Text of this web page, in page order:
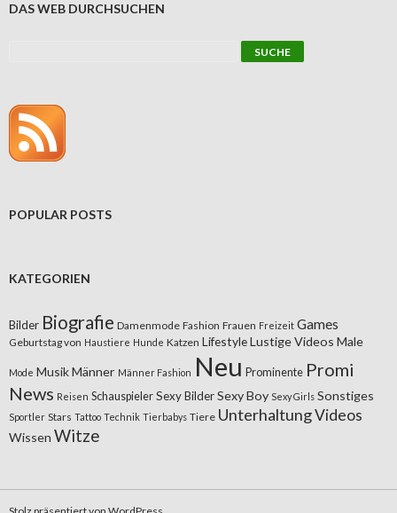
DAS WEB DURCHSUCHEN
POPULAR POSTS
KATEGORIEN
Bilder Biografie Damenmode Fashion Frauen Freizeit Games
Geburtstag von Haustiere Hunde Katzen LifestyleLustige Videos Male
Mode MusikMänner Männer Fashion Neu Prominente Promi
News Reisen Schauspieler Sexy BilderSexy Boy Sexy Girls Sonstiges
Sportler Stars Tattoo Technik Tierbabys Tiere UnterhaltungVideos
Wissen Witze